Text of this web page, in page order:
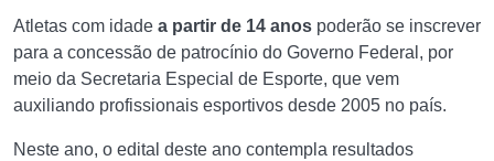
Atletas com idade a partir de 14 anos poderão se inscrever
para a concessão de patrocínio do Governo Federal, por
meio da Secretaria Especial de Esporte, que vem
auxiliando profissionais esportivos desde 2005 no país.
Neste ano, o edital deste ano contempla resultados